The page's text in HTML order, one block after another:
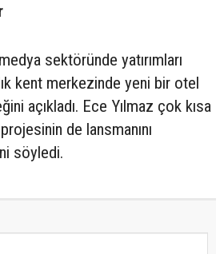
sektöründe yatırımları
kent merkezinde yeni bir otel
açıkladı. Ece Yılmaz çok kısa
de lansmanını
söyledi.